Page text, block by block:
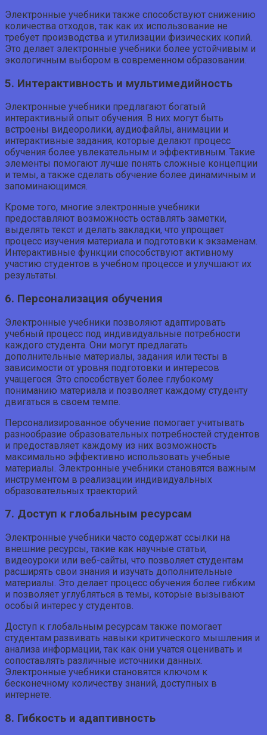
Электронные учебники также способствуют снижению
количества отходов, так как их использование не
требует производства и утилизации физических копий.
Это делает электронные учебники более устойчивым и
экологичным выбором в современном образовании.
5. Интерактивность и мультимедийность
Электронные учебники предлагают богатый
интерактивный опыт обучения. В них могут быть
встроены видеоролики, аудиофайлы, анимации и
интерактивные задания, которые делают процесс
обучения более увлекательным и эффективным. Такие
элементы помогают лучше понять сложные концепции
и темы, а также сделать обучение более динамичным и
запоминающимся.
Кроме того, многие электронные учебники
предоставляют возможность оставлять заметки,
выделять текст и делать закладки, что упрощает
процесс изучения материала и подготовки к экзаменам.
Интерактивные функции способствуют активному
участию студентов в учебном процессе и улучшают их
результаты.
6. Персонализация обучения
Электронные учебники позволяют адаптировать
учебный процесс под индивидуальные потребности
каждого студента. Они могут предлагать
дополнительные материалы, задания или тесты в
зависимости от уровня подготовки и интересов
учащегося. Это способствует более глубокому
пониманию материала и позволяет каждому студенту
двигаться в своем темпе.
Персонализированное обучение помогает учитывать
разнообразие образовательных потребностей студентов
и предоставляет каждому из них возможность
максимально эффективно использовать учебные
материалы. Электронные учебники становятся важным
инструментом в реализации индивидуальных
образовательных траекторий.
7. Доступ к глобальным ресурсам
Электронные учебники часто содержат ссылки на
внешние ресурсы, такие как научные статьи,
видеоуроки или веб-сайты, что позволяет студентам
расширять свои знания и изучать дополнительные
материалы. Это делает процесс обучения более гибким
и позволяет углубляться в темы, которые вызывают
особый интерес у студентов.
Доступ к глобальным ресурсам также помогает
студентам развивать навыки критического мышления и
анализа информации, так как они учатся оценивать и
сопоставлять различные источники данных.
Электронные учебники становятся ключом к
бесконечному количеству знаний, доступных в
интернете.
8. Гибкость и адаптивность